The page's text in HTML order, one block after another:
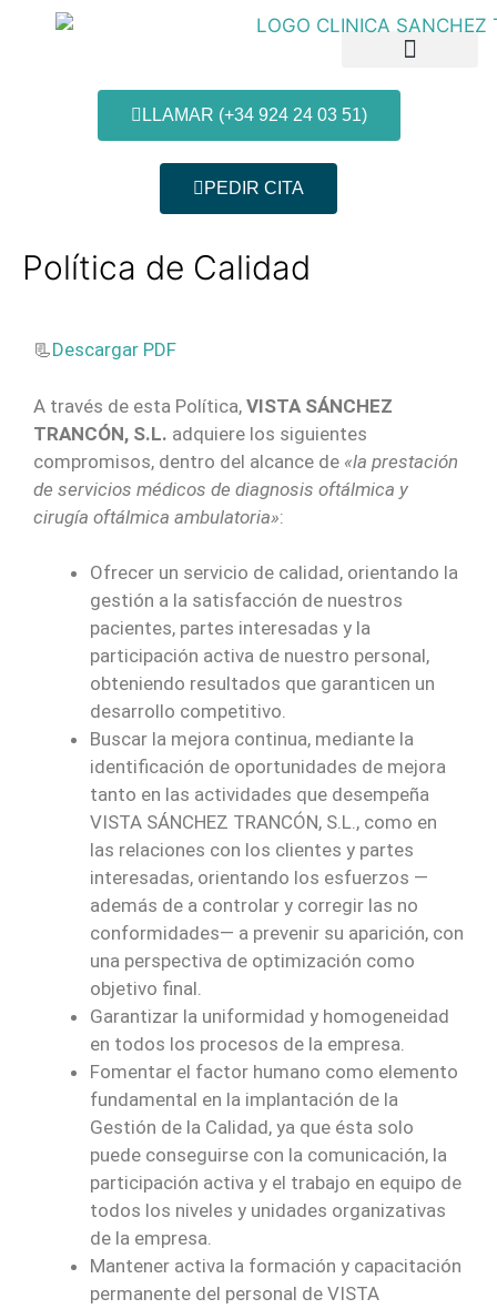
LLAMAR (+34 924 24 03 51)
PEDIR CITA
Política de Calidad
📃Descargar PDF
A través de esta Política, VISTA SÁNCHEZ
TRANCÓN, S.L. adquiere los siguientes
compromisos, dentro del alcance de «la prestación
de servicios médicos de diagnosis oftálmica y
cirugía oftálmica ambulatoria»:
Ofrecer un servicio de calidad, orientando la
gestión a la satisfacción de nuestros
pacientes, partes interesadas y la
participación activa de nuestro personal,
obteniendo resultados que garanticen un
desarrollo competitivo.
Buscar la mejora continua, mediante la
identificación de oportunidades de mejora
tanto en las actividades que desempeña
VISTA SÁNCHEZ TRANCÓN, S.L., como en
las relaciones con los clientes y partes
interesadas, orientando los esfuerzos —
además de a controlar y corregir las no
conformidades— a prevenir su aparición, con
una perspectiva de optimización como
objetivo final.
Garantizar la uniformidad y homogeneidad
en todos los procesos de la empresa.
Fomentar el factor humano como elemento
fundamental en la implantación de la
Gestión de la Calidad, ya que ésta solo
puede conseguirse con la comunicación, la
participación activa y el trabajo en equipo de
todos los niveles y unidades organizativas
de la empresa.
Mantener activa la formación y capacitación
permanente del personal de VISTA